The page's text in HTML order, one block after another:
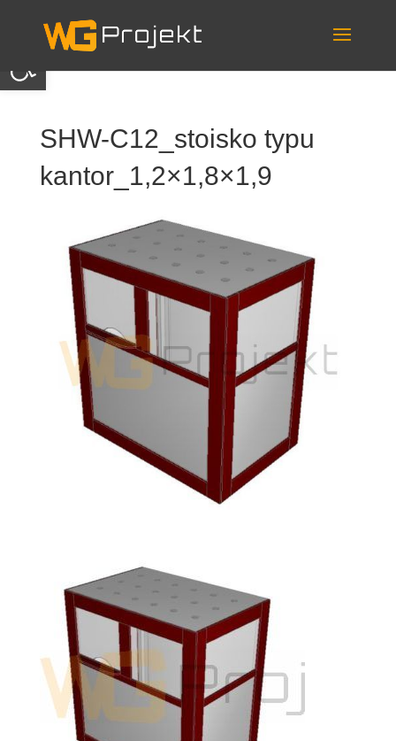
Otwórz pasek narzędzi
content
SHW-C12_stoisko typu
kantor_1,2×1,8×1,9